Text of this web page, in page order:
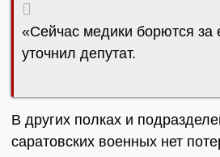
«Сейчас медики борются за
уточнил депутат.
В других полках и
саратовских военных нет